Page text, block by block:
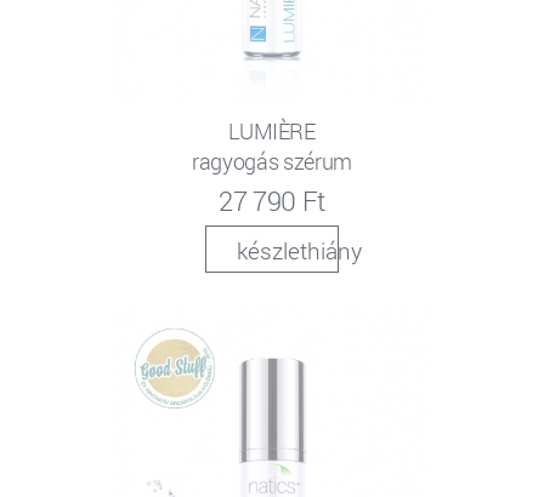
LUMIÈRE
ragyogás szérum
27 790 Ft
készlethiány